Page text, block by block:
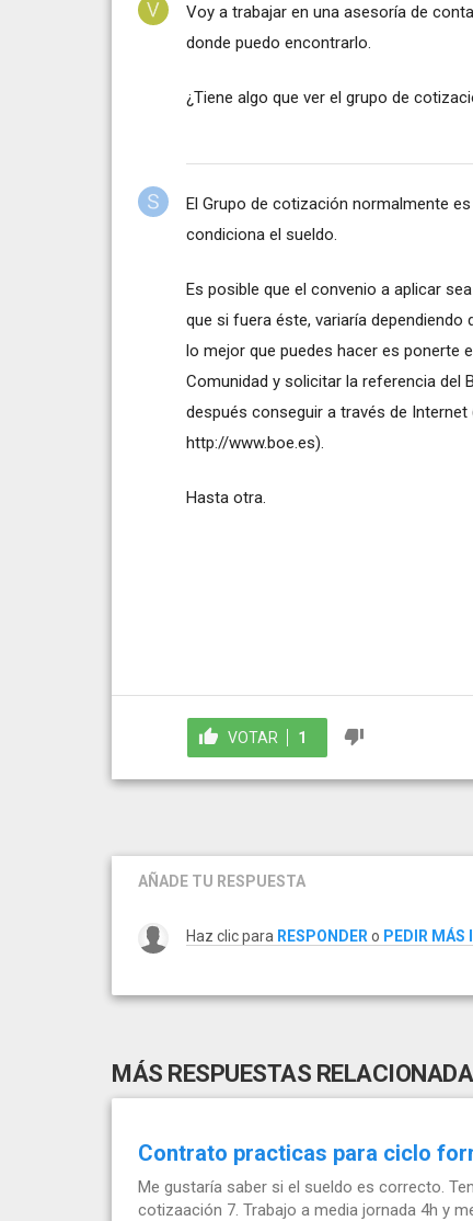
Voy a trabajar en una asesoría de
donde puedo encontrarlo.
¿Tiene algo que ver el grupo de
El Grupo de cotización normalmente
condiciona el sueldo.
Es posible que el convenio a aplicar
que si fuera éste, variaría
lo mejor que puedes hacer es ponerte
Comunidad y solicitar la referencia del
después conseguir a través de Internet
http://www.boe.es).
Hasta otra.
VOTAR 1
AÑADE TU RESPUESTA
Haz clic para RESPONDER o PEDIR MÁS
MÁS RESPUESTAS
Contrato practicas para ciclo
Me gustaría saber si el sueldo es correcto.
cotizaación 7. Trabajo a media jornada 4h y